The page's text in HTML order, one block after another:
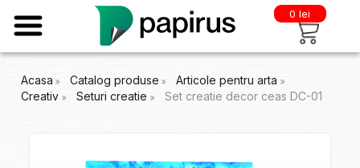
0 lei
Acasa Catalog produse
Articole pentru arta
Creativ
Seturi creatie Set creatie decor ceas DC-01